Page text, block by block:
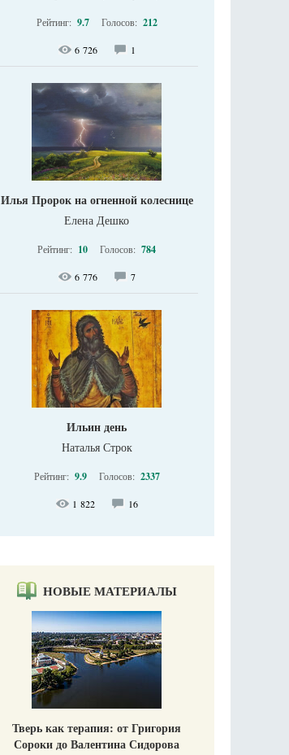
Рейтинг: 9.7 Голосов: 212
6 726 1
Илья Пророк на огненной колеснице
Елена Дешко
Рейтинг: 10 Голосов: 784
6 776 7
Ильин день
Наталья Строк
Рейтинг: 9.9 Голосов: 2337
1 822 16
НОВЫЕ МАТЕРИАЛЫ
Тверь как терапия: от Григория
Сороки до Валентина Сидорова